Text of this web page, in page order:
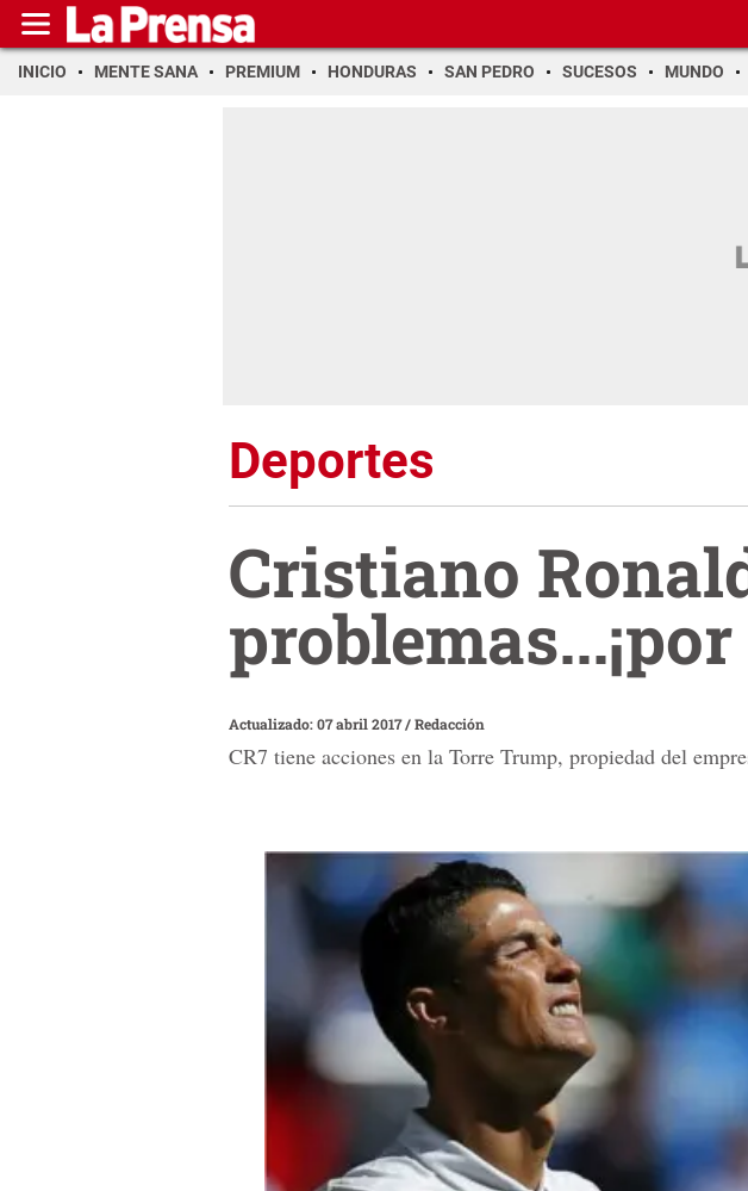
INICIO MENTE SANA PREMIUM HONDURAS SAN PEDRO SUCESOS MUNDO
Deportes
Cristiano
Actualizado: 07 abril 2017/Redacción
CR7 tiene acciones en la Torre Trump, propiedad del